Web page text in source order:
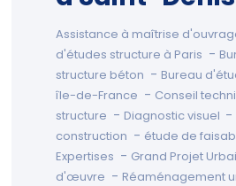
Assistance à maîtrise
d'études structure à Paris
-
structure béton
- Bureau
île-de-France
- Conseil
structure
- Diagnostic visuel -
construction
- étude de
Expertises - Grand Projet
d'œuvre
- Réaménagement